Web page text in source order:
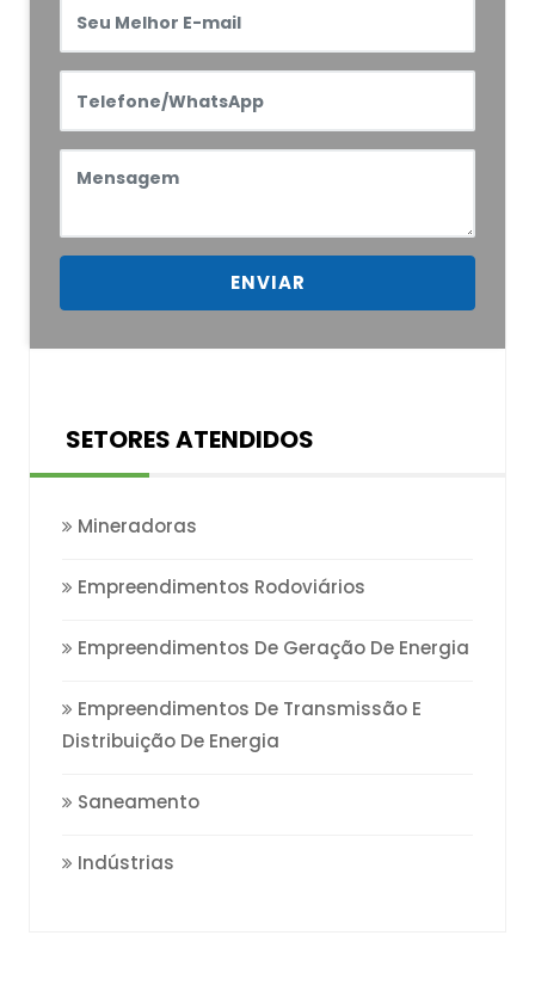
ENVIAR
SETORES ATENDIDOS
Mineradoras
Empreendimentos Rodoviários
Empreendimentos De Geração De Energia
Empreendimentos De Transmissão E
Distribuição De Energia
Saneamento
Indústrias